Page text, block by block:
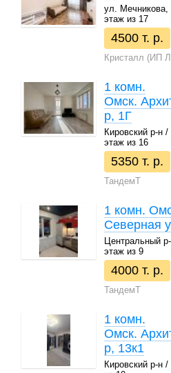
ул.
этаж из 17
4500 т. р.
Кристалл (ИП
1 комн.
Омск.
р, 1Г
Кировский р-н
этаж из 16
5350 т. р.
ТандемТ
1 комн.
Северная
Центральный
этаж из 9
4000 т. р.
ТандемТ
1 комн.
Омск.
р, 13к1
Кировский р-н